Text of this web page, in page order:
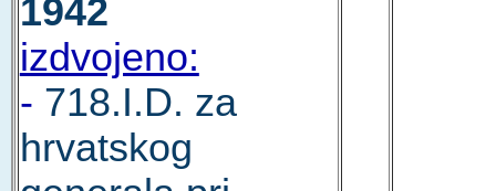
1942
izdvojeno:
- 718.I.D. za
hrvatskog